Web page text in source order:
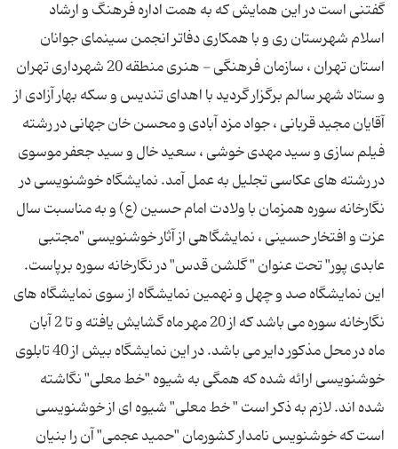
گفتنی است در این همایش که به همت اداره فرهنگ و ارشاد
اسلام شهرستان ری و با همکاری دفاتر انجمن سینمای جوانان
استان تهران ، سازمان فرهنگی - هنری منطقه 20 شهرداری تهران
و ستاد شهر سالم برگزار گردید با اهدای تندیس و سکه بهار آزادی از
آقایان مجید قربانی ، جواد مزد آبادی و محسن خان جهانی در رشته
فیلم سازی و سید مهدی خوشی ، سعید خال و سید جعفر موسوی
در رشته های عکاسی تجلیل به عمل آمد. نمایشگاه خوشنویسی در
نگارخانه سوره همزمان با ولادت امام حسین (ع) و به مناسبت سال
عزت و افتخار حسینی ، نمایشگاهی از آثار خوشنویسی "مجتبی
عابدی پور" تحت عنوان " گلشن قدس" در نگارخانه سوره برپاست.
این نمایشگاه صد و چهل و نهمین نمایشگاه از سوی نمایشگاه های
نگارخانه سوره می باشد که از 20 مهر ماه گشایش یافته و تا 2 آبان
ماه در محل مذکور دایر می باشد. در این نمایشگاه بیش از 40 تابلوی
خوشنویسی ارائه شده که همگی به شیوه "خط معلی" نگاشته
شده اند. لازم به ذکر است " خط معلی" شیوه ای از خوشنویسی
است که خوشنویس نامدار کشورمان "حمید عجمی" آن را بنیان